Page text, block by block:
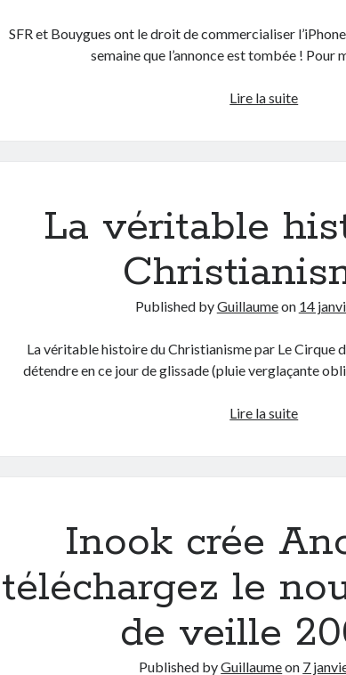
SFR et Bouygues ont le droit de commercialiser
semaine que l’annonce est tombée ! Pour
Lire la suite
ou
SFR
n’arrive
pas
suivre
La véritable
Published byGuillaumeon 14
La véritable histoire du Christianisme par Le Cirque
détendre en ce jour de glissade (pluie verglaçante
Lire la suiteLa
Inook crée
téléchargez le
de veille
Published byGuillaumeon 7